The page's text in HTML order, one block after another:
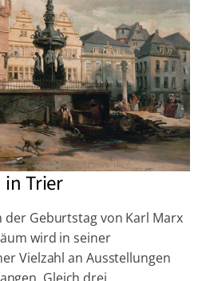
in Trier
der Geburtstag von Karl Marx
wird in seiner
Vielzahl an Ausstellungen
Gleich drei